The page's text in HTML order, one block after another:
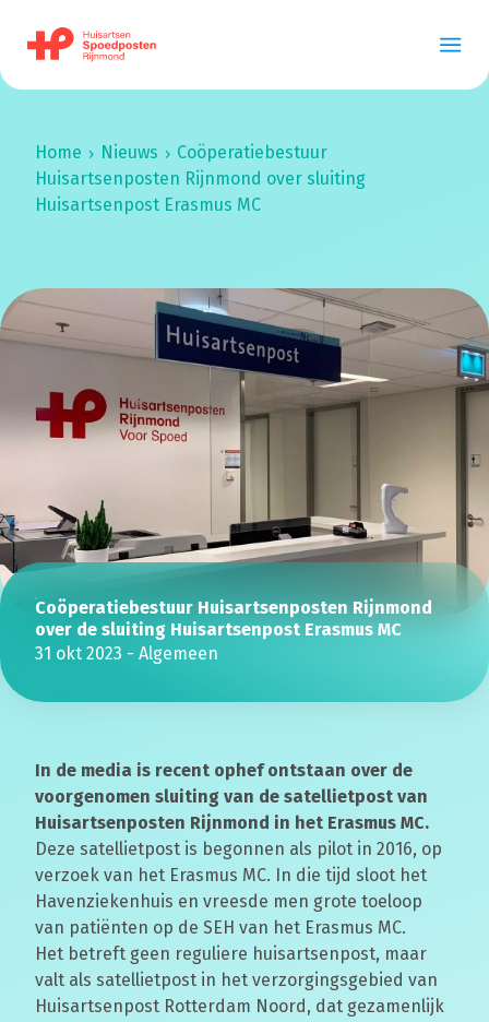
Home Nieuws
Coöperatiebestuur
Huisartsenposten Rijnmond over sluiting
Huisartsenpost Erasmus MC
Coöperatiebestuur Huisartsenposten Rijnmond
over de sluiting Huisartsenpost Erasmus MC
31 okt 2023 - Algemeen
In de media is recent ophef ontstaan over de
voorgenomen sluiting van de satellietpost van
Huisartsenposten Rijnmond in het Erasmus MC.
Deze satellietpost is begonnen als pilot in 2016, op
verzoek van het Erasmus MC. In die tijd sloot het
Havenziekenhuis en vreesde men grote toeloop
van patiënten op de SEH van het Erasmus MC.
Het betreft geen reguliere huisartsenpost, maar
valt als satellietpost in het verzorgingsgebied van
Huisartsenpost Rotterdam Noord, dat gezamenlijk